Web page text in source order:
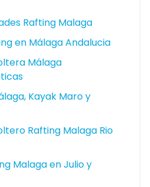
Rafting Malaga
en Málaga Andalucia
Málaga
Kayak Maro y
Rafting Malaga Rio
Malaga en Julio y